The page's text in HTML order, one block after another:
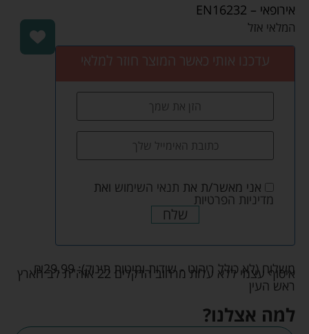
אירופאי – EN16232
המלאי אזל
עדכנו אותי כאשר המוצר חוזר למלאי
אני מאשר/ת את תנאי השימוש ואת
מדיניות הפרטיות
שלח
משלוח (לא כולל ריהוט - שידות ומיטות תינוק): ₪29.99
איסוף עצמי ללא עלות מרחוב הדקלים 22 אזה"ת לב הארץ
ראש העין
למה אצלנו?